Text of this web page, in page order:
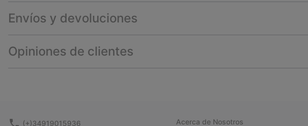
Envíos y devoluciones
Opiniones de clientes
(+)34919015936 Acerca de Nosotros